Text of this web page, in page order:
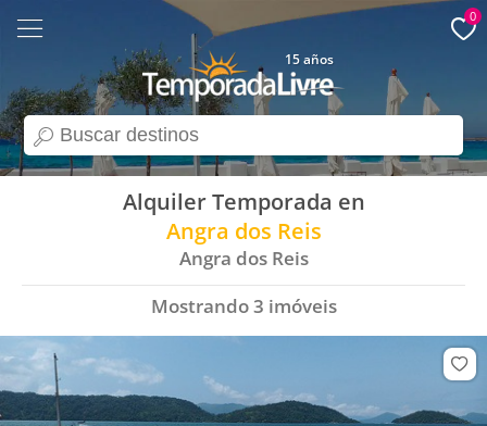
search
15 años
0
Alquiler Temporada en
Angra dos Reis
Angra dos Reis
Mostrando3 imóveis